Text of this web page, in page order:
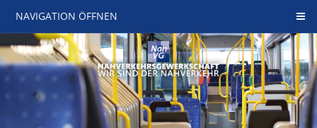
NAVIGATION ÖFFNEN